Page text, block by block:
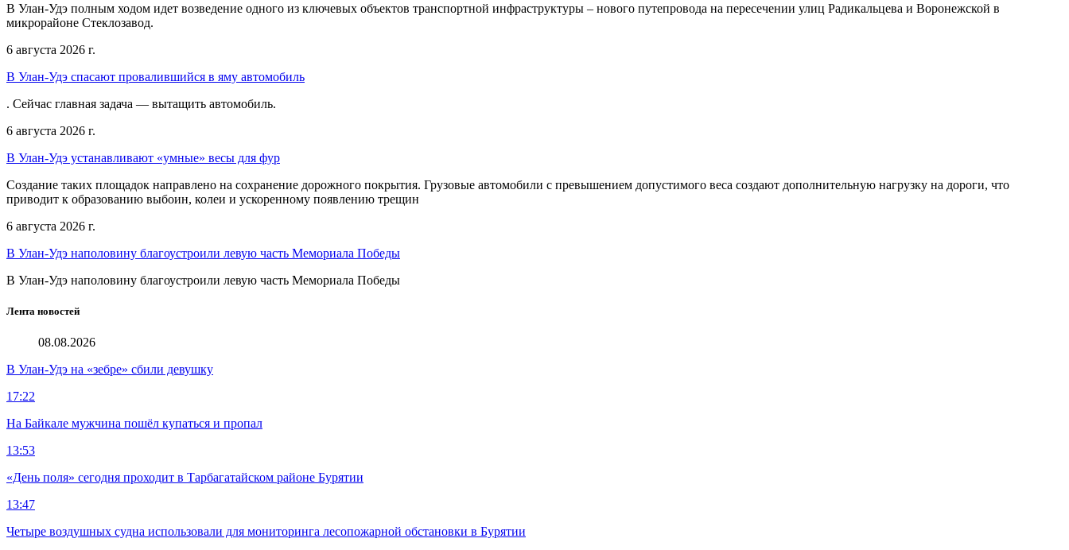
В Улан-Удэ полным ходом идет возведение одного из ключевых объектов транспортной инфраструктуры – нового путепровода на пересечении улиц Радикальцева и Воронежской в
микрорайоне Стеклозавод.
6 августа 2026 г.
В Улан-Удэ спасают провалившийся в яму автомобиль
. Сейчас главная задача — вытащить автомобиль.
6 августа 2026 г.
В Улан-Удэ устанавливают «умные» весы для фур
Создание таких площадок направлено на сохранение дорожного покрытия. Грузовые автомобили с превышением допустимого веса создают дополнительную нагрузку на дороги, что
приводит к образованию выбоин, колеи и ускоренному появлению трещин
6 августа 2026 г.
В Улан-Удэ наполовину благоустроили левую часть Мемориала Победы
В Улан-Удэ наполовину благоустроили левую часть Мемориала Победы
Лента новостей
08.08.2026
В Улан-Удэ на «зебре» сбили девушку
17:22
На Байкале мужчина пошёл купаться и пропал
13:53
«День поля» сегодня проходит в Тарбагатайском районе Бурятии
13:47
Четыре воздушных судна использовали для мониторинга лесопожарной обстановки в Бурятии